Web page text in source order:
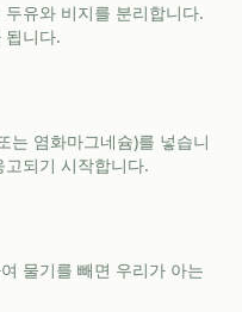
유와 비지를 분리합니다.
됩니다.
는 염화마그네슘)를 넣습니
되기 시작합니다.
물기를 빼면 우리가 아는